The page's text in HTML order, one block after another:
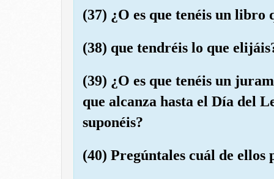
(37) ¿O es que tenéis un libro
(38) que tendréis lo que
(39) ¿O es que tenéis un
que alcanza hasta el Día del
suponéis?
(40) Pregúntales cuál de ellos